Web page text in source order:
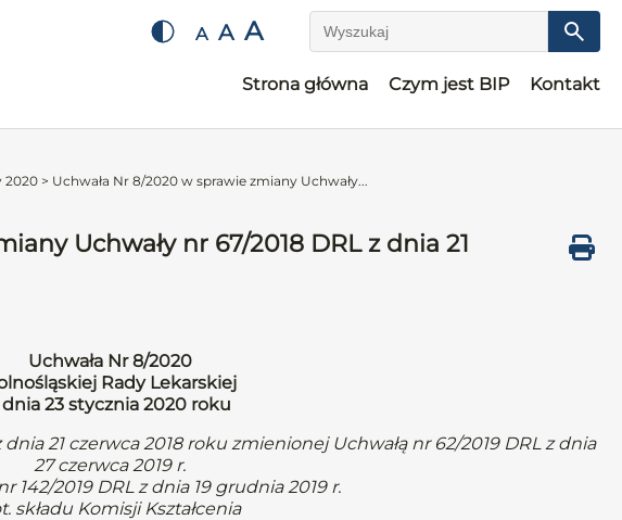
A A A Wyszukaj
Strona główna Czym jest BIP Kontakt
2020 > Uchwała Nr 8/2020 w sprawie zmiany Uchwały...
Uchwały nr 67/2018 DRL z dnia 21
Uchwała Nr 8/2020
Rady Lekarskiej
dnia 23 stycznia 2020 roku
21 czerwca 2018 roku zmienionej Uchwałą nr 62/2019 DRL z dnia
27 czerwca 2019 r.
142/2019 DRL z dnia 19 grudnia 2019 r.
składu Komisji Kształcenia